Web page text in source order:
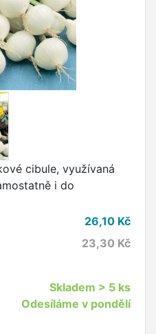
cibule, využívaná
i do
26,10 Kč
23,30 Kč
Skladem > 5 ks
Odesíláme v pondělí